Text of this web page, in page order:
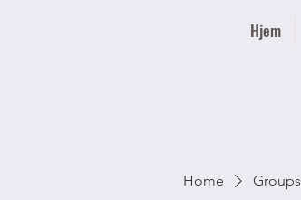
Hjem
Home Groups